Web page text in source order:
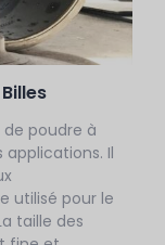
poudre à
Il
utilisé pour le
taille des